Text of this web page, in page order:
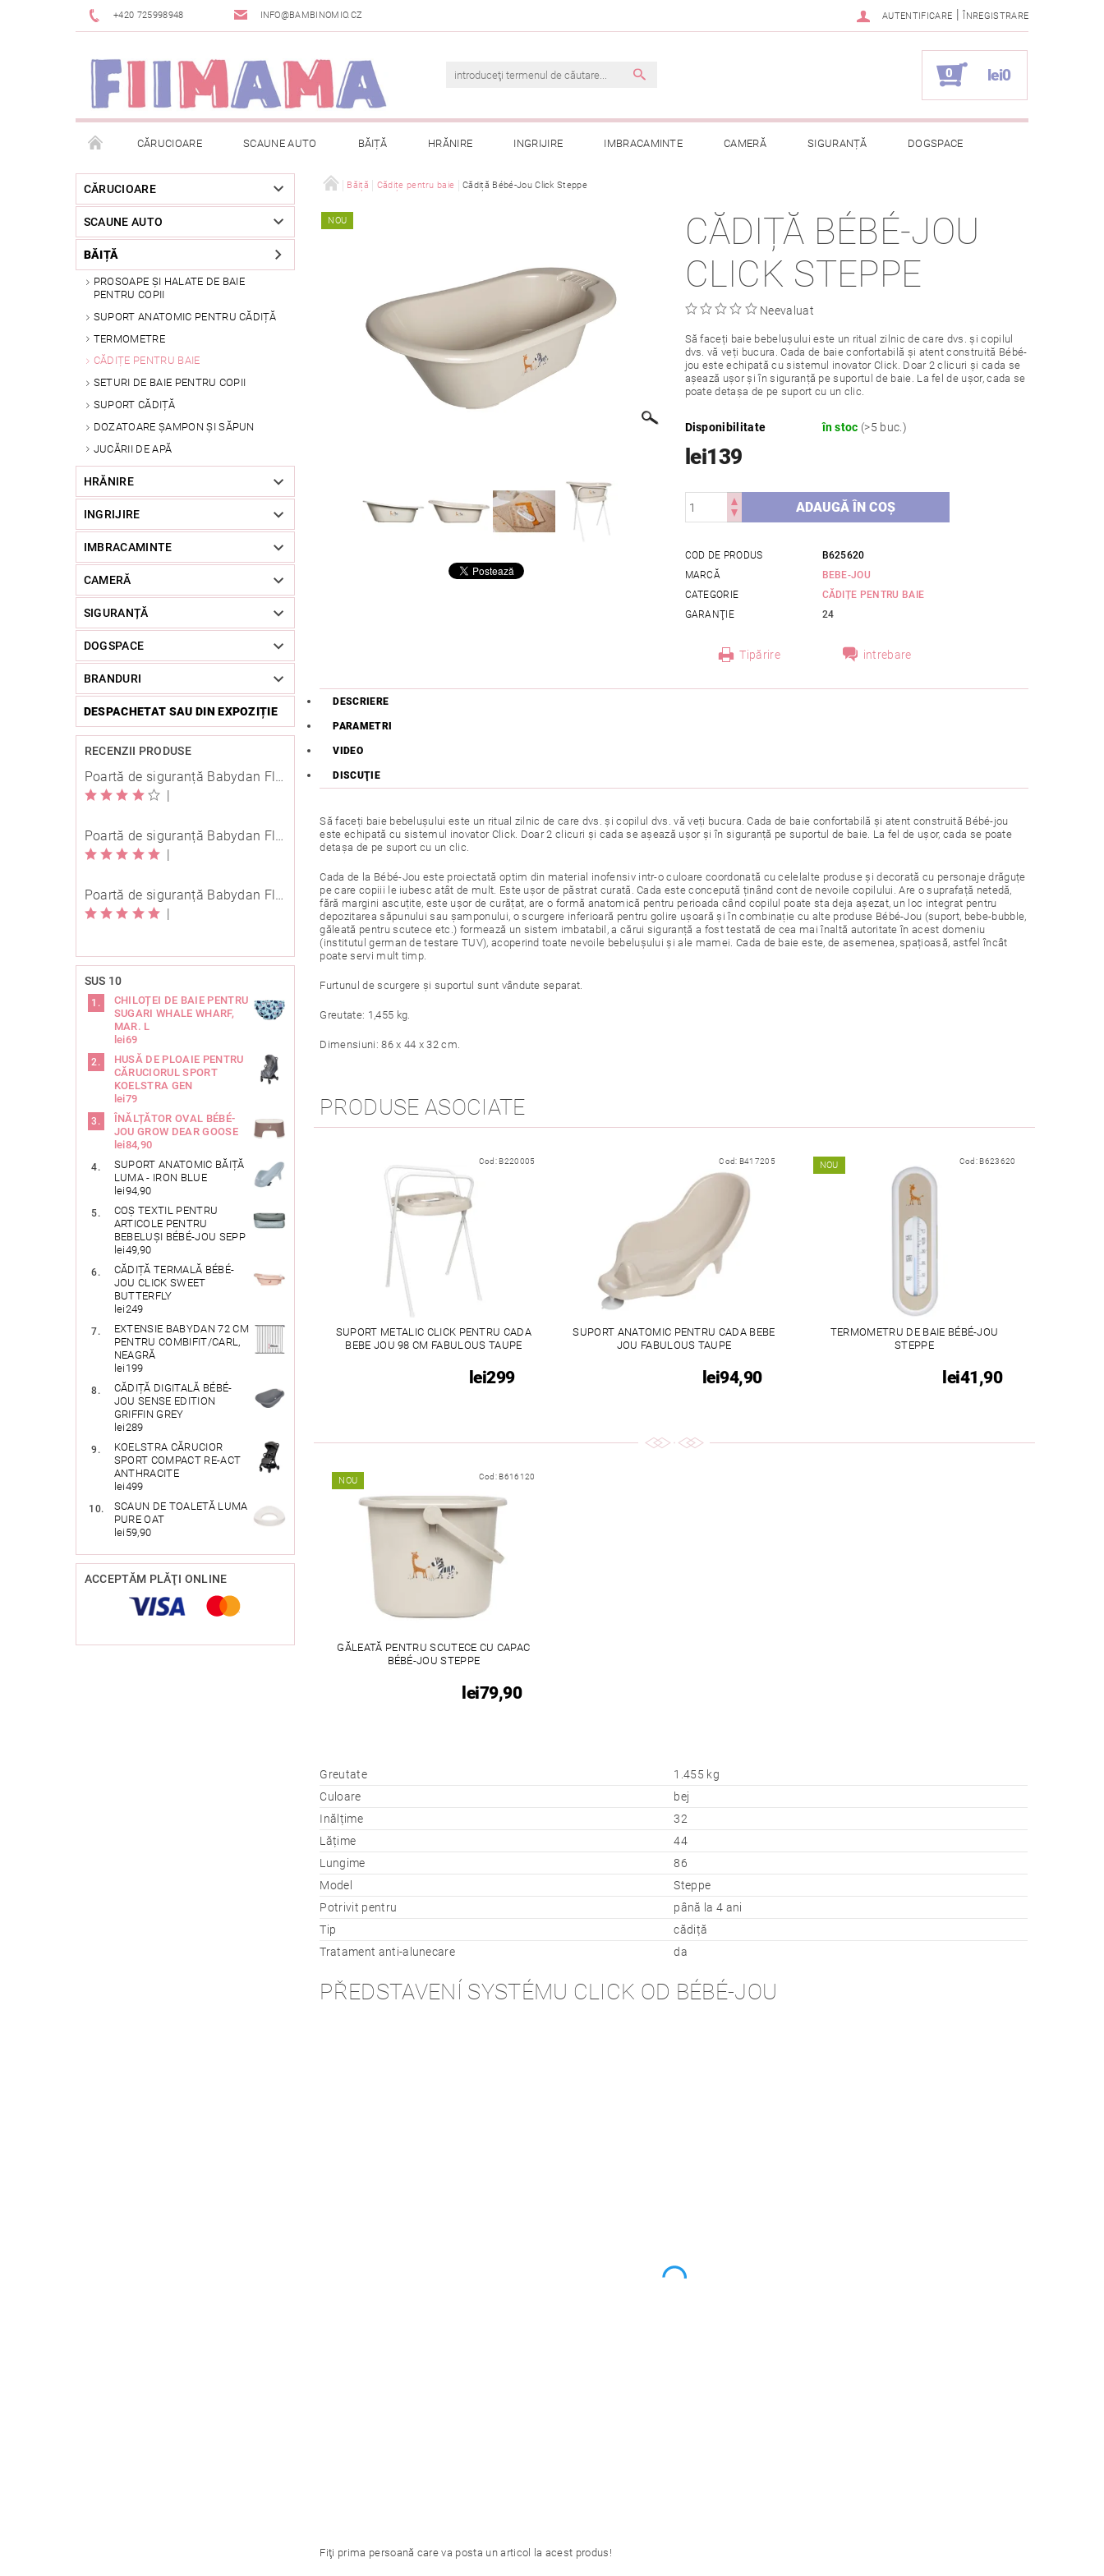
+420 725998948 INFO@BAMBINOMIO.CZ AUTENTIFICARE | ÎNREGISTRARE
0 lei0
CĂRUCIOARE SCAUNE AUTO BĂIȚĂ HRĂNIRE INGRIJIRE IMBRACAMINTE CAMERĂ SIGURANȚĂ DOGSPACE
BRANDURI DESPACHETAT SAU DIN EXPOZIȚIE TERMENI ȘI CONDIȚII CONTACT
RETURNAREA MĂRFII METODE DE PLATĂ
CĂRUCIOARE
SCAUNE AUTO
BĂIȚĂ
PROSOAPE ȘI HALATE DE BAIE
PENTRU COPII
SUPORT ANATOMIC PENTRU CĂDIȚĂ
TERMOMETRE
CĂDIȚE PENTRU BAIE
SETURI DE BAIE PENTRU COPII
SUPORT CĂDIȚĂ
DOZATOARE ȘAMPON ȘI SĂPUN
JUCĂRII DE APĂ
HRĂNIRE
INGRIJIRE
IMBRACAMINTE
CAMERĂ
SIGURANȚĂ
DOGSPACE
BRANDURI
DESPACHETAT SAU DIN EXPOZIȚIE
RECENZII PRODUSE
Poartă de siguranță Babydan Flexi Fit metal albă 67-105,5 cm cu înșurubare
Poartă de siguranță Babydan Flexi Fit metal neagră 67-105,5 cm cu înșurubare
Poartă de siguranță Babydan Flexi Fit metal neagră 67-105,5 cm cu înșurubare
SUS 10
CHILOȚEI DE BAIE PENTRU
SUGARI WHALE WHARF,
MAR. L
lei69
HUSĂ DE PLOAIE PENTRU
CĂRUCIORUL SPORT
KOELSTRA GEN
lei79
ÎNĂLȚĂTOR OVAL BÉBÉ-
JOU GROW DEAR GOOSE
lei84,90
SUPORT ANATOMIC BĂIȚĂ
LUMA - IRON BLUE
lei94,90
COȘ TEXTIL PENTRU
ARTICOLE PENTRU
BEBELUȘI BÉBÉ-JOU SEPP
lei49,90
CĂDIȚĂ TERMALĂ BÉBÉ-
JOU CLICK SWEET
BUTTERFLY
lei249
EXTENSIE BABYDAN 72 CM
PENTRU COMBIFIT/CARL,
NEAGRĂ
lei199
CĂDIȚĂ DIGITALĂ BÉBÉ-
JOU SENSE EDITION
GRIFFIN GREY
lei289
KOELSTRA CĂRUCIOR
SPORT COMPACT RE-ACT
ANTHRACITE
lei499
SCAUN DE TOALETĂ LUMA
PURE OAT
lei59,90
ACCEPTĂM PLĂŢI ONLINE
Băiță Cădițe pentru baie Cădiță Bébé-Jou Click Steppe
NOU
CĂDIȚĂ BÉBÉ-JOU
CLICK STEPPE
Neevaluat
Să faceți baie bebelușului este un ritual zilnic de care dvs. și copilul
dvs. vă veți bucura. Cada de baie confortabilă și atent construită Bébé-
jou este echipată cu sistemul inovator Click. Doar 2 clicuri și cada se
așează ușor și în siguranță pe suportul de baie. La fel de ușor, cada se
poate detașa de pe suport cu un clic.
Disponibilitate în stoc (>5 buc.)
lei139
COD DE PRODUS
B625620
MARCĂ
BEBE-JOU
CATEGORIE
CĂDIȚE PENTRU BAIE
GARANŢIE
24
Tipărire intrebare
DESCRIERE
PARAMETRI
VIDEO
DISCUŢIE
Să faceți baie bebelușului este un ritual zilnic de care dvs. și copilul dvs. vă veți bucura. Cada de baie confortabilă și atent construită Bébé-jou
este echipată cu sistemul inovator Click. Doar 2 clicuri și cada se așează ușor și în siguranță pe suportul de baie. La fel de ușor, cada se poate
detașa de pe suport cu un clic.
Cada de la Bébé-Jou este proiectată optim din material inofensiv intr-o culoare coordonată cu celelalte produse și decorată cu personaje drăguțe
pe care copiii le iubesc atât de mult. Este ușor de păstrat curată. Cada este concepută ținând cont de nevoile copilului. Are o suprafață netedă,
fără margini ascuțite, este ușor de curățat, are o formă anatomică pentru perioada când copilul poate sta deja așezat, un loc integrat pentru
depozitarea săpunului sau șamponului, o scurgere inferioară pentru golire ușoară și în combinație cu alte produse Bébé-Jou (suport, bebe-bubble,
găleată pentru scutece etc.) formează un sistem imbatabil, a cărui siguranță a fost testată de cea mai înaltă autoritate în acest domeniu
(institutul german de testare TUV), acoperind toate nevoile bebelușului și ale mamei. Cada de baie este, de asemenea, spațioasă, astfel încât
poate servi mult timp.
Furtunul de scurgere și suportul sunt vândute separat.
Greutate: 1,455 kg.
Dimensiuni: 86 x 44 x 32 cm.
PRODUSE ASOCIATE
Cod: B220005
SUPORT METALIC CLICK PENTRU CADA
BEBE JOU 98 CM FABULOUS TAUPE
lei299
Cod: B417205
SUPORT ANATOMIC PENTRU CADA BEBE
JOU FABULOUS TAUPE
lei94,90
NOU Cod: B623620
TERMOMETRU DE BAIE BÉBÉ-JOU
STEPPE
lei41,90
NOU Cod: B616120
GĂLEATĂ PENTRU SCUTECE CU CAPAC
BÉBÉ-JOU STEPPE
lei79,90
Greutate
1.455 kg
Culoare
bej
Inălțime
32
Lățime
44
Lungime
86
Model
Steppe
Potrivit pentru
până la 4 ani
Tip
cădiță
Tratament anti-alunecare
da
PŘEDSTAVENÍ SYSTÉMU CLICK OD BÉBÉ-JOU
Fiţi prima persoană care va posta un articol la acest produs!